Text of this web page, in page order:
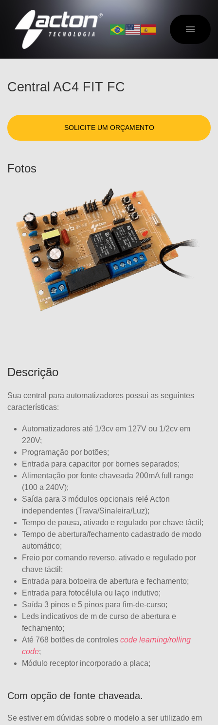
Central AC4 FIT FC
SOLICITE UM ORÇAMENTO
Fotos
Descrição
Sua central para automatizadores possui as seguintes
características:
Automatizadores até 1/3cv em 127V ou 1/2cv em
220V;
Programação por botões;
Entrada para capacitor por bornes separados;
Alimentação por fonte chaveada 200mA full range
(100 a 240V);
Saída para 3 módulos opcionais relé Acton
independentes (Trava/Sinaleira/Luz);
Tempo de pausa, ativado e regulado por chave táctil;
Tempo de abertura/fechamento cadastrado de modo
automático;
Freio por comando reverso, ativado e regulado por
chave táctil;
Entrada para botoeira de abertura e fechamento;
Entrada para fotocélula ou laço indutivo;
Saída 3 pinos e 5 pinos para fim-de-curso;
Leds indicativos de m de curso de abertura e
fechamento;
Até 768 botões de controles code learning/rolling
code;
Módulo receptor incorporado a placa;
Com opção de fonte chaveada.
Se estiver em dúvidas sobre o modelo a ser utilizado em